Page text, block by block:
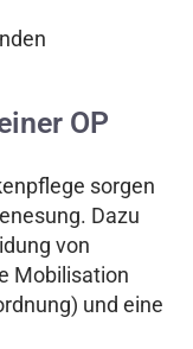
OP
sorgen
Dazu
von
Mobilisation
und eine